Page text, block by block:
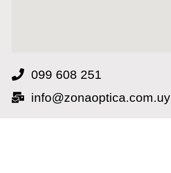
099 608 251
info@zonaoptica.com.uy